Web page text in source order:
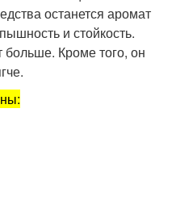
останется аромат
и стойкость.
больше. Кроме того, он